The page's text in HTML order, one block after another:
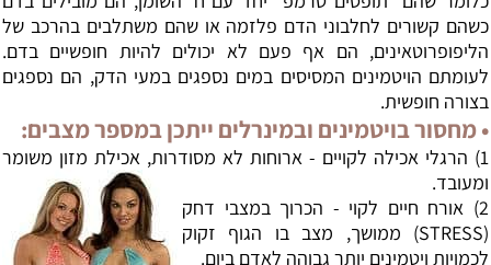
כשהם קשורים לחלבוני הדם פלזמה או שהם משתלבים בהרכב של
הליפופרוטאינים, הם אף פעם לא יכולים להיות חופשיים בדם.
לעומתם הויטמינים המסיסים במים נספגים במעי הדק, הם נספגים
בצורה חופשית.
• מחסור בויטמינים ובמינרלים ייתכן במספר מצבים:
1) הרגלי אכילה לקויים - ארוחות לא מסודרות, אכילת מזון משומר
ומעובד.
2) אורח חיים לקוי - הכרוך במצבי דחק
(STRESS) ממושך, מצב בו הגוף זקוק
לכמויות ויטמינים יותר גבוהה לאדם ביום.